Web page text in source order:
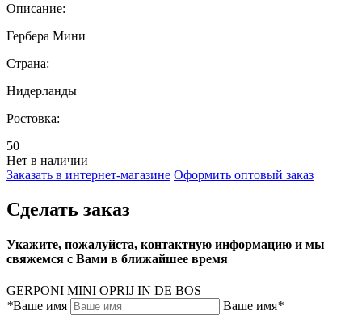
Описание:
Гербера Мини
Страна:
Нидерланды
Ростовка:
50
Нет в наличии
Заказать в интернет-магазине Оформить оптовый заказ
Сделать заказ
Укажите, пожалуйста, контактную информацию и мы
свяжемся с Вами в ближайшее время
GERPONI MINI OPRIJ IN DE BOS
*Ваше имя Ваше имя*